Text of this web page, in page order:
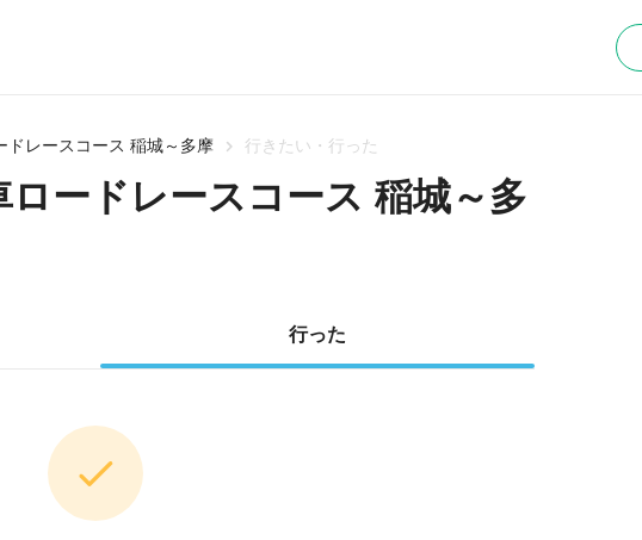
ドレースコース 稲城～多摩 行きたい・行った
ードレースコース 稲城～多
行った